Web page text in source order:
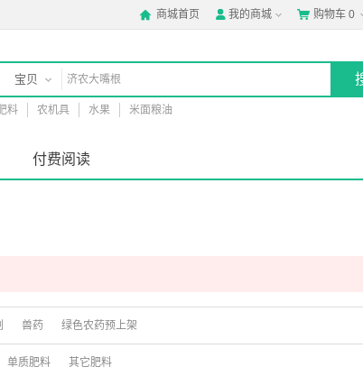
 商城首页  我的商城  购物车 0
宝贝
店铺
料 农机具 水果 米面粮油
付费阅读
兽药 绿色农药预上架
单质肥料 其它肥料